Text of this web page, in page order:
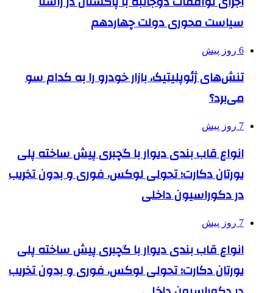
سیاست محوری دولت چهاردهم
6 روز پیش
تنش‌های ژئوپلیتیک، بازار خودرو را به کدام سو
می‌برد؟
7 روز پیش
انواع قاب بندی دیوار با گچبری پیش ساخته پلی
یورتان دکارت؛ تحولی لوکس، فوری و بدون تخریب
در دکوراسیون داخلی
7 روز پیش
انواع قاب بندی دیوار با گچبری پیش ساخته پلی
یورتان دکارت؛ تحولی لوکس، فوری و بدون تخریب